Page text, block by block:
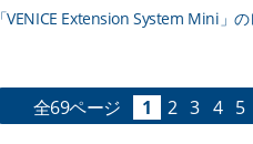
「VENICE Extension System Mini」
全69ページ 1 2 3 4 5